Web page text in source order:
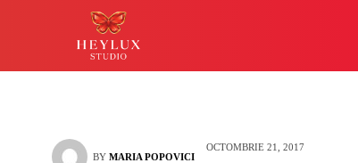
facut sa fiu
BY MARIA POPOVICI
OCTOMBRIE 21, 2017